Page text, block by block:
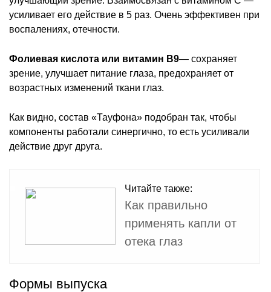
усиливает его действие в 5 раз. Очень эффективен при
воспалениях, отечности.
Фолиевая кислота или витамин B9— сохраняет
зрение, улучшает питание глаза, предохраняет от
возрастных изменений ткани глаз.
Как видно, состав «Тауфона» подобран так, чтобы
компоненты работали синергично, то есть усиливали
действие друг друга.
Читайте также:
Как правильно
применять капли от
отека глаз
Формы выпуска